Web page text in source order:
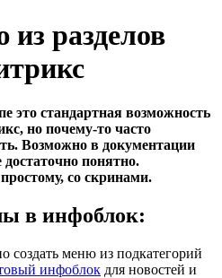
разделов
это стандартная возможность
но почему-то часто
Возможно в документации
понятно.
со скринами.
в инфоблок:
меню из подкатегорий
инфоблок для новостей и